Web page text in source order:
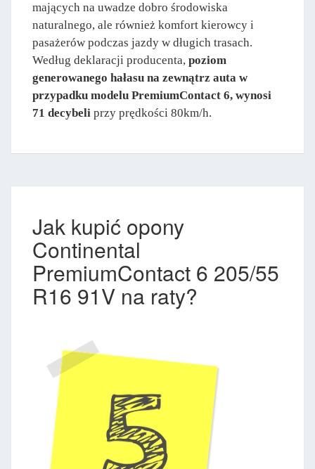
mających na uwadze dobro środowiska
naturalnego, ale również komfort kierowcy i
pasażerów podczas jazdy w długich trasach.
Według deklaracji producenta, poziom
generowanego hałasu na zewnątrz auta w
przypadku modelu PremiumContact 6, wynosi
71 decybeli przy prędkości 80km/h.
Jak kupić opony
Continental
PremiumContact 6 205/55
R16 91V na raty?